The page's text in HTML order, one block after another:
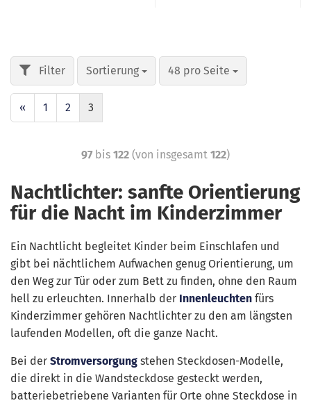
Sortierung 48 pro Seite
« 1 2 3
97 bis 122 (von insgesamt 122)
Nachtlichter: sanfte Orientierung
für die Nacht im Kinderzimmer
Ein Nachtlicht begleitet Kinder beim Einschlafen und
gibt bei nächtlichem Aufwachen genug Orientierung, um
den Weg zur Tür oder zum Bett zu finden, ohne den Raum
hell zu erleuchten. Innerhalb der Innenleuchten fürs
Kinderzimmer gehören Nachtlichter zu den am längsten
laufenden Modellen, oft die ganze Nacht.
Bei der Stromversorgung stehen Steckdosen-Modelle,
die direkt in die Wandsteckdose gesteckt werden,
batteriebetriebene Varianten für Orte ohne Steckdose in